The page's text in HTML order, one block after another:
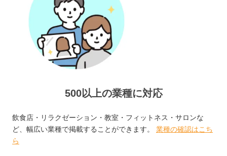
500以上の業種に対応
飲食店・リラクゼーション・教室・フィットネス・サロンな
ど、幅広い業種で掲載することができます。 業種の確認はこち
ら